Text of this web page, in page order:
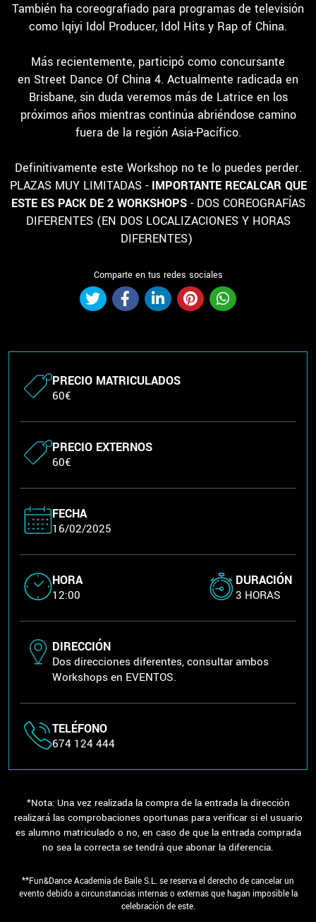
También ha coreografiado para programas de televisión
como Iqiyi Idol Producer, Idol Hits y Rap of China.
Más recientemente, participó como concursante
en Street Dance Of China 4. Actualmente radicada en
Brisbane, sin duda veremos más de Latrice en los
próximos años mientras continúa abriéndose camino
fuera de la región Asia-Pacífico.
Definitivamente este Workshop no te lo puedes perder.
PLAZAS MUY LIMITADAS - IMPORTANTE RECALCAR QUE
ESTE ES PACK DE 2 WORKSHOPS- DOS COREOGRAFÍAS
DIFERENTES (EN DOS LOCALIZACIONES Y HORAS
DIFERENTES)
Comparte en tus redes sociales
PRECIO MATRICULADOS
60€
PRECIO EXTERNOS
60€
FECHA
16/02/2025
HORA
12:00
DURACIÓN
3 HORAS
DIRECCIÓN
Dos direcciones diferentes, consultar ambos
Workshops en EVENTOS.
TELÉFONO
674 124 444
*Nota: Una vez realizada la compra de la entrada la dirección
realizará las comprobaciones oportunas para verificar si el usuario
es alumno matriculado o no, en caso de que la entrada comprada
no sea la correcta se tendrá que abonar la diferencia.
**Fun&Dance Academia de Baile S.L. se reserva el derecho de cancelar un
evento debido a circunstancias internas o externas que hagan imposible la
celebración de este.